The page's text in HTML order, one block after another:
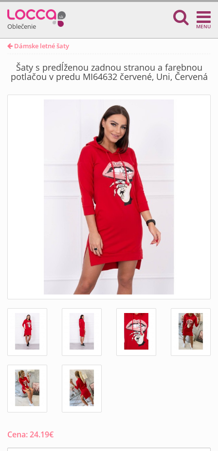
Oblečenie MENU
Dámske letné šaty
Šaty s predĺženou zadnou stranou a farebnou
potlačou v predu MI64632 červené, Uni, Červená
Cena:24.19€